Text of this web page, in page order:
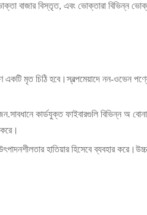
বাজার বিস্তৃত, এবং ভোক্তারা বিভিন্ন
একটি মৃত চিঠি হবে।স্বল্পমেয়াদে নন-
কার্ডযুক্ত ফাইবারগুলি বিভিন্ন অ
হাতিয়ার হিসেবে ব্যবহার